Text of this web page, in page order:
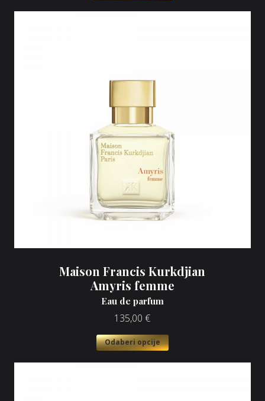
Maison Francis Kurkdjian
Amyris femme
Eau de parfum
135,00 €
Odaberi opcije